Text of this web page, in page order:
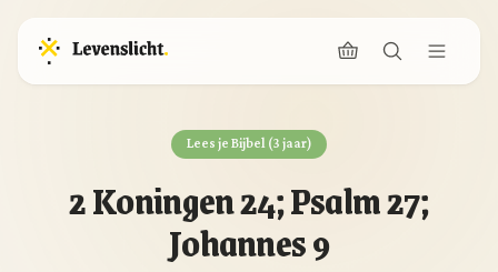
Lees je Bijbel (3 jaar)
2 Koningen 24; Psalm 27;
Johannes 9